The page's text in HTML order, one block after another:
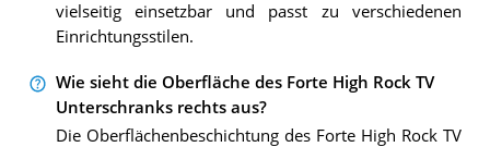
vielseitig einsetzbar und passt zu verschiedenen
Einrichtungsstilen.
Wie sieht die Oberfläche des Forte High Rock TV
Unterschranks rechts aus?
Die Oberflächenbeschichtung des Forte High Rock TV